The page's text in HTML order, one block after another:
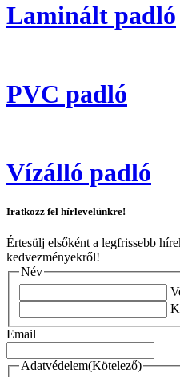
Laminált padló
PVC padló
Vízálló padló
Iratkozz fel hírlevelünkre!
Értesülj elsőként a legfrissebb
kedvezményekről!
Név
Email
Adatvédelem(Kötelező)